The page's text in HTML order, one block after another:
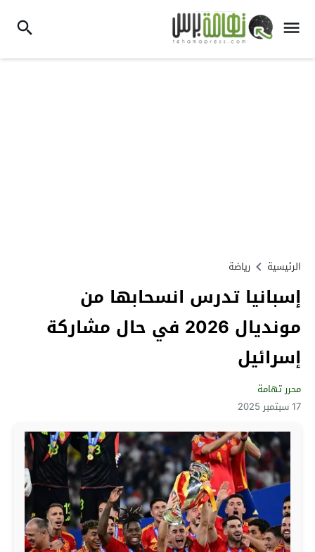
الرئيسية رياضة
إسبانيا تدرس انسحابها من
مونديال 2026 في حال مشاركة
إسرائيل
محرر تهامة
17 سبتمبر 2025